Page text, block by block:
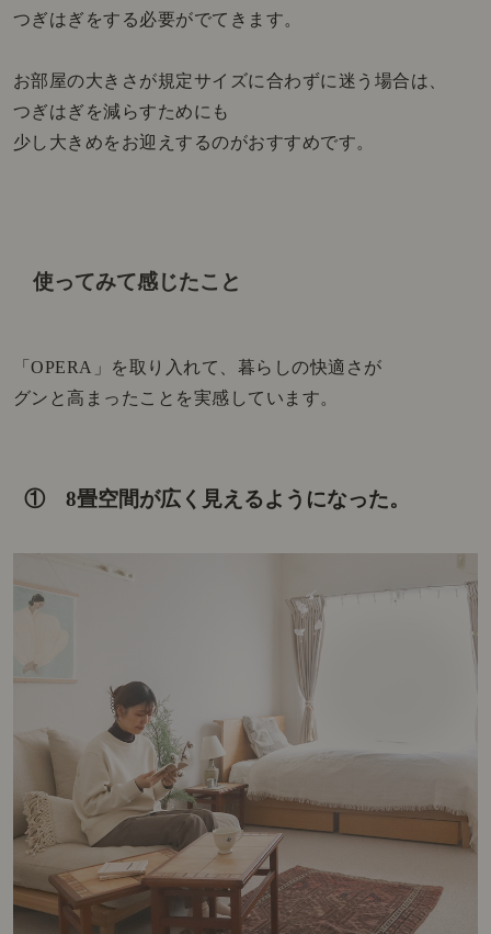
つぎはぎをする必要がでてきます。
お部屋の大きさが規定サイズに合わずに迷う場合は、
つぎはぎを減らすためにも
少し大きめをお迎えするのがおすすめです。
使ってみて感じたこと
「OPERA」を取り入れて、暮らしの快適さが
グンと高まったことを実感しています。
① 8畳空間が広く見えるようになった。
前にご利用いただいた方も、新たにお使いいただ